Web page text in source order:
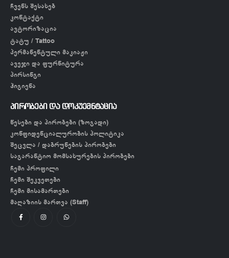
ჩვენს შესახებ
კონტაქტი
ავტორიზაცია
ტატუ / Tattoo
პერმანენტული მაკიაჟი
ავეჯი და ფურნიტურა
პირსინგი
ჰიგიენა
პირობები და დოკუემნტაცია
წესები და პირობები (ზოგადი)
კონფიდენციალურობის პოლიტიკა
შეცვლა / დაბრუნების პირობები
საგარანტიო მომსახურების პირობები
ჩემი პროფილი
ჩემი შეკვეთები
ჩემი მისამართები
მაღაზიის მართვა (Staff)